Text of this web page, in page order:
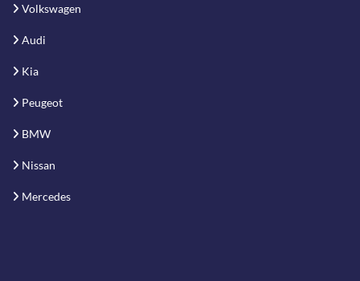
Volkswagen
Audi
Kia
Peugeot
BMW
Nissan
Mercedes